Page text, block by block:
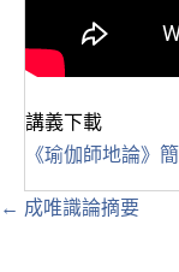
講義下載
《瑜伽師地論》
Posts
← 成唯識論摘要